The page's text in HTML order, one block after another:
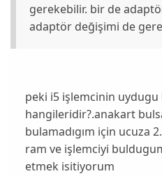
gerekebilir. bir de
adaptör değişimi de
peki i5 işlemcinin uydugu
hangileridir?.anakart
bulamadıgım için ucuza
ram ve işlemciyi
etmek isitiyorum